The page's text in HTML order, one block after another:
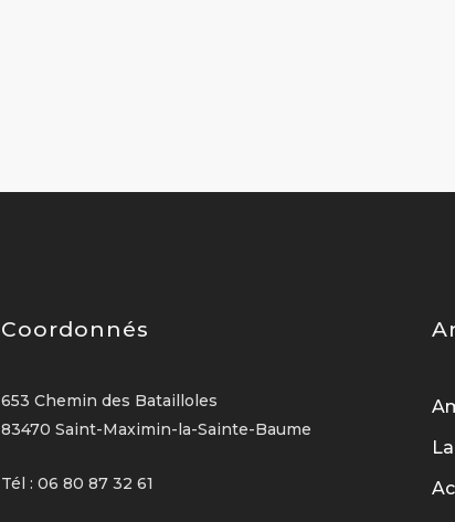
Coordonnés
653 Chemin des Batailloles
83470 Saint-Maximin-la-Sainte-Baume
Tél : 06 80 87 32 61